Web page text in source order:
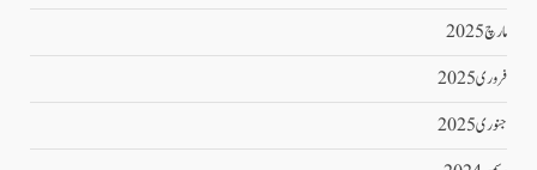
مارچ 2025
فروری 2025
جنوری 2025